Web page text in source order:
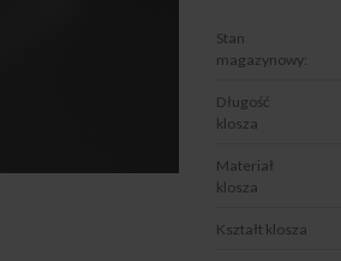
Stan
magazynowy:
Długość
klosza
Materiał
klosza
Kształt klosza